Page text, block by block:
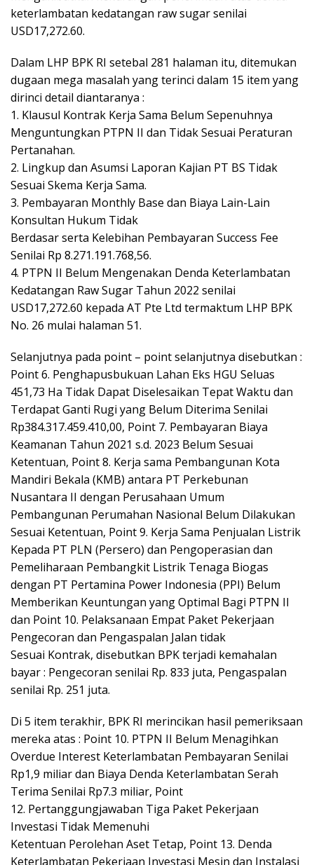
keterlambatan kedatangan raw sugar senilai
USD17,272.60.
Dalam LHP BPK RI setebal 281 halaman itu, ditemukan
dugaan mega masalah yang terinci dalam 15 item yang
dirinci detail diantaranya :
1. Klausul Kontrak Kerja Sama Belum Sepenuhnya
Menguntungkan PTPN II dan Tidak Sesuai Peraturan
Pertanahan.
2. Lingkup dan Asumsi Laporan Kajian PT BS Tidak
Sesuai Skema Kerja Sama.
3. Pembayaran Monthly Base dan Biaya Lain-Lain
Konsultan Hukum Tidak
Berdasar serta Kelebihan Pembayaran Success Fee
Senilai Rp 8.271.191.768,56.
4. PTPN II Belum Mengenakan Denda Keterlambatan
Kedatangan Raw Sugar Tahun 2022 senilai
USD17,272.60 kepada AT Pte Ltd termaktum LHP BPK
No. 26 mulai halaman 51.
Selanjutnya pada point – point selanjutnya disebutkan :
Point 6. Penghapusbukuan Lahan Eks HGU Seluas
451,73 Ha Tidak Dapat Diselesaikan Tepat Waktu dan
Terdapat Ganti Rugi yang Belum Diterima Senilai
Rp384.317.459.410,00, Point 7. Pembayaran Biaya
Keamanan Tahun 2021 s.d. 2023 Belum Sesuai
Ketentuan, Point 8. Kerja sama Pembangunan Kota
Mandiri Bekala (KMB) antara PT Perkebunan
Nusantara II dengan Perusahaan Umum
Pembangunan Perumahan Nasional Belum Dilakukan
Sesuai Ketentuan, Point 9. Kerja Sama Penjualan Listrik
Kepada PT PLN (Persero) dan Pengoperasian dan
Pemeliharaan Pembangkit Listrik Tenaga Biogas
dengan PT Pertamina Power Indonesia (PPI) Belum
Memberikan Keuntungan yang Optimal Bagi PTPN II
dan Point 10. Pelaksanaan Empat Paket Pekerjaan
Pengecoran dan Pengaspalan Jalan tidak
Sesuai Kontrak, disebutkan BPK terjadi kemahalan
bayar : Pengecoran senilai Rp. 833 juta, Pengaspalan
senilai Rp. 251 juta.
Di 5 item terakhir, BPK RI merincikan hasil pemeriksaan
mereka atas : Point 10. PTPN II Belum Menagihkan
Overdue Interest Keterlambatan Pembayaran Senilai
Rp1,9 miliar dan Biaya Denda Keterlambatan Serah
Terima Senilai Rp7.3 miliar, Point
12. Pertanggungjawaban Tiga Paket Pekerjaan
Investasi Tidak Memenuhi
Ketentuan Perolehan Aset Tetap, Point 13. Denda
Keterlambatan Pekerjaan Investasi Mesin dan Instalasi